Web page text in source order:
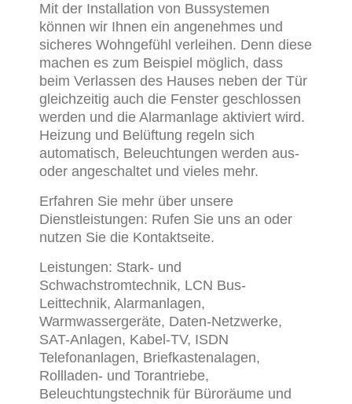
Mit der Installation von Bussystemen
können wir Ihnen ein angenehmes und
sicheres Wohngefühl verleihen. Denn diese
machen es zum Beispiel möglich, dass
beim Verlassen des Hauses neben der Tür
gleichzeitig auch die Fenster geschlossen
werden und die Alarmanlage aktiviert wird.
Heizung und Belüftung regeln sich
automatisch, Beleuchtungen werden aus-
oder angeschaltet und vieles mehr.
Erfahren Sie mehr über unsere
Dienstleistungen: Rufen Sie uns an oder
nutzen Sie die Kontaktseite.
Leistungen: Stark- und
Schwachstromtechnik, LCN Bus-
Leittechnik, Alarmanlagen,
Warmwassergeräte, Daten-Netzwerke,
SAT-Anlagen, Kabel-TV, ISDN
Telefonanlagen, Briefkastenalagen,
Rollladen- und Torantriebe,
Beleuchtungstechnik für Büroräume und